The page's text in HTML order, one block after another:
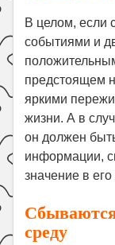
В целом, если
событиями и
предстоящем
яркими
жизни. А в
он должен
информации,
значение в
среду